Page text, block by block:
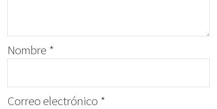
Nombre *
Correo electrónico *